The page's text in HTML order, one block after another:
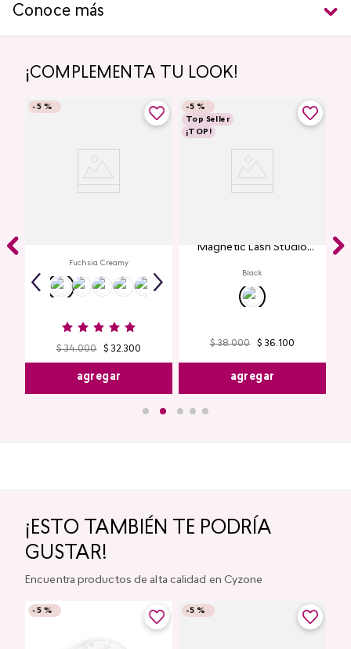
Conoce más
¡COMPLEMENTA TU LOOK!
-5 %
Fuchsia Creamy
$ 34.000 $ 32.300
agregar
-5 %
Top Seller
¡TOP!
Magnetic Lash Studio
Black
$ 38.000 $ 36. 100
agregar
¡ESTO TAMBIÉN TE PODRÍA
GUSTAR!
Encuentra productos de alta calidad en Cyzone
-5 % -5 %